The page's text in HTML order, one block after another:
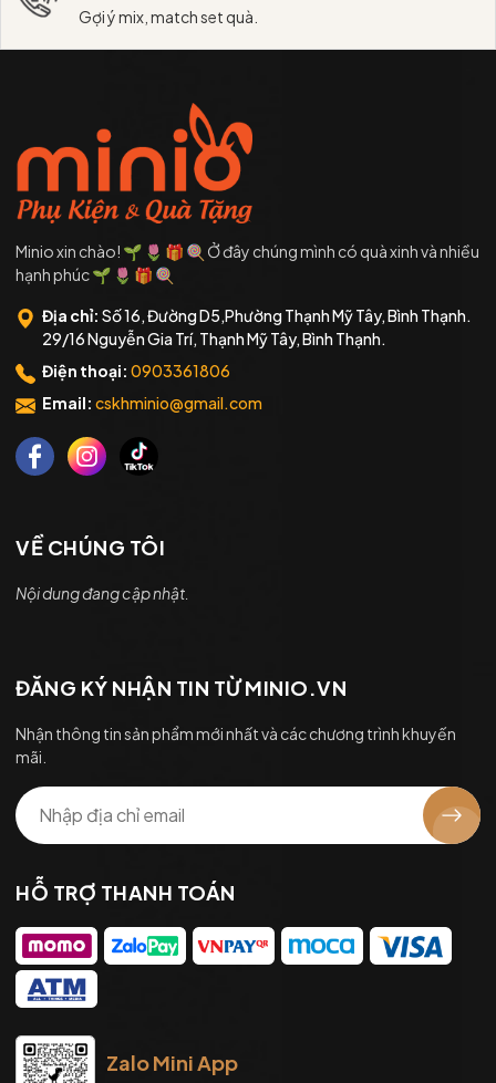
Gợi ý mix, match set quà.
Minio xin chào! 🌱 🌷 🎁 🍭 Ở đây chúng mình có quà xinh và nhiều
hạnh phúc 🌱 🌷 🎁 🍭
Địa chỉ: Số 16, Đường D5,Phường Thạnh Mỹ Tây, Bình Thạnh.
29/16 Nguyễn Gia Trí, Thạnh Mỹ Tây, Bình Thạnh.
Điện thoại: 0903361806
Email: cskhminio@gmail.com
VỀ CHÚNG TÔI
Nội dung đang cập nhật.
ĐĂNG KÝ NHẬN TIN TỪ MINIO.VN
Nhận thông tin sản phẩm mới nhất và các chương trình khuyến
mãi.
HỖ TRỢ THANH TOÁN
Zalo Mini App